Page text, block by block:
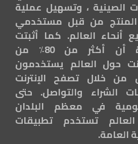
الصينية ، وتسهيل عملية
المنتج من قبل مستخدمي
أنحاء العالم. كما أثبتت
الدراسات الأخيرة أن أكثر من 80٪ من
حول العالم يستخدمون
من خلال تصفح الإنترنت
الشراء والتواصل. حتى
في معظم البلدان
تستخدم تطبيقات
العامة.